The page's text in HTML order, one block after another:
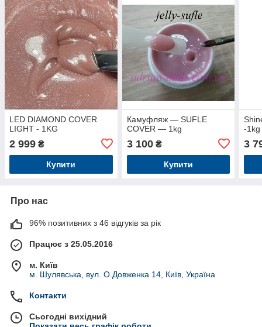
LED DIAMOND COVER
LIGHT - 1KG
2 999 ₴
Купити
Камуфляж — SUFLE
COVER — 1kg
3 100₴
Купити
-1kg
3
Про нас
96% позитивних з 46 відгуків за рік
Працює з 25.05.2016
м. Київ
м. Шулявська, вул. О.Довженка 14, Київ, Україна
Контакти
Сьогодні вихідний